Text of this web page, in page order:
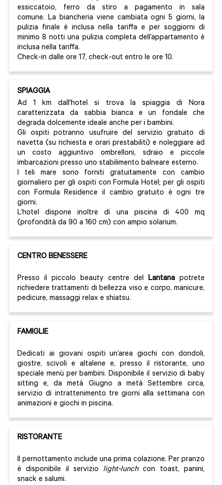
essiccatoio, ferro da stiro a pagamento in sala
comune. La biancheria viene cambiata ogni 5 giorni, la
pulizia finale è inclusa nella tariffa e per soggiorni di
minimo 8 notti una pulizia completa dell’appartamento è
inclusa nella tariffa.
Check-in dalle ore 17, check-out entro le ore 10.
SPIAGGIA
Ad 1 km dall'hotel si trova la spiaggia di Nora
caratterizzata da sabbia bianca e un fondale che
degrada dolcemente ideale anche per i bambini.
Gli ospiti potranno usufruire del servizio gratuito di
navetta (su richiesta e orari prestabiliti) e noleggiare ad
un costo aggiuntivo ombrelloni, sdraio e piccole
imbarcazioni presso uno stabilimento balneare esterno.
I teli mare sono forniti gratuitamente con cambio
giornaliero per gli ospiti con Formula Hotel; per gli ospiti
con Formula Residence il cambio gratuito è ogni tre
giorni.
L’hotel dispone inoltre di una piscina di 400 mq
(profondità da 90 a 160 cm) con ampio solarium.
CENTRO BENESSERE
Presso il piccolo beauty centre del Lantana potrete
richiedere trattamenti di bellezza viso e corpo, manicure,
pedicure, massaggi relax e shiatsu.
FAMIGLIE
Dedicati ai giovani ospiti un’area giochi con dondoli,
giostre, scivoli e altalene e, presso il ristorante, uno
speciale menù per bambini. Disponibile il servizio di baby
sitting e, da metà Giugno a metà Settembre circa,
servizio di intrattenimento tre giorni alla settimana con
animazioni e giochi in piscina.
RISTORANTE
Il pernottamento include una prima colazione. Per pranzo
è disponibile il servizio light-lunchcon toast, panini,
snack e salumi.